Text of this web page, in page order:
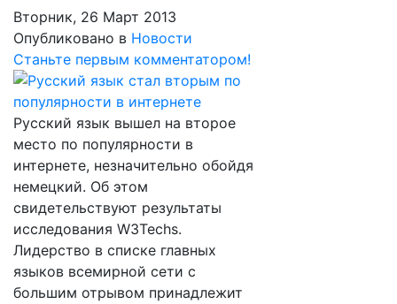
Вторник, 26 Март 2013
Опубликовано в Новости
Станьте первым комментатором!
Русский язык вышел на второе
место по популярности в
интернете, незначительно обойдя
немецкий. Об этом
свидетельствуют результаты
исследования W3Techs.
Лидерство в списке главных
языков всемирной сети с
большим отрывом принадлежит